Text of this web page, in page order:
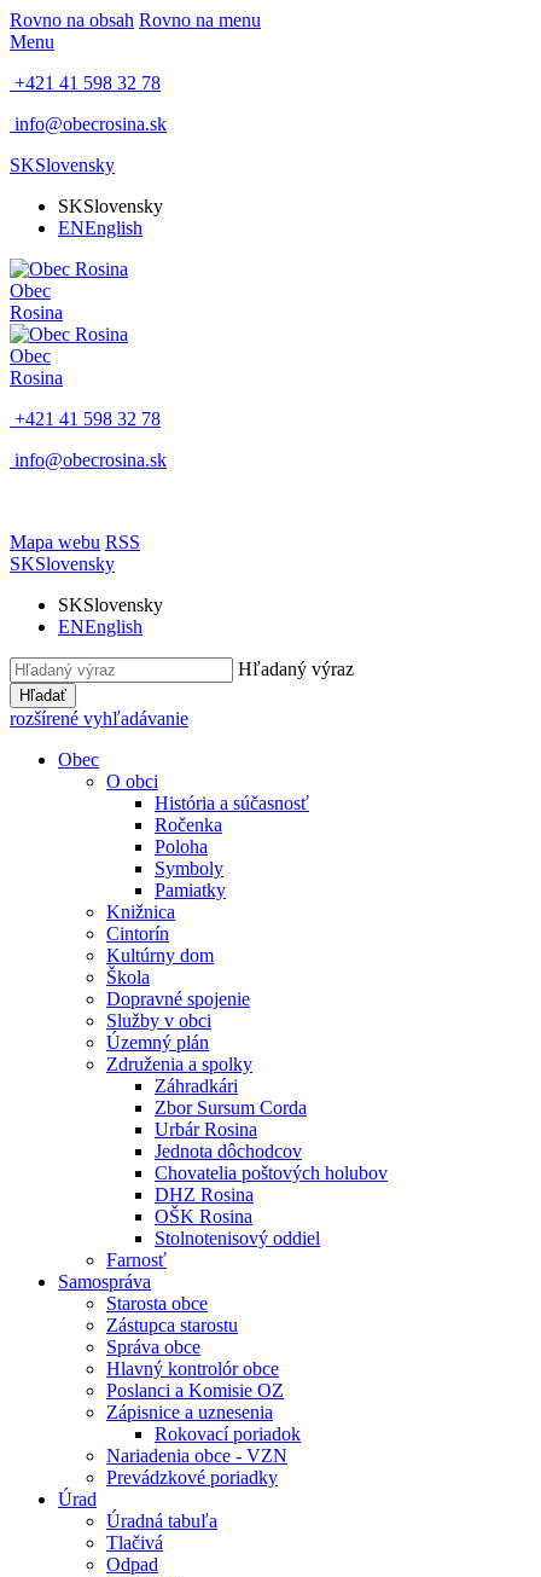
Rovno na obsah Rovno na menu
Menu
+421 41 598 32 78
info@obecrosina.sk
SKSlovensky
SKSlovensky
ENEnglish
Obec
Rosina
Obec
Rosina
+421 41 598 32 78
info@obecrosina.sk
Mapa webu RSS
SKSlovensky
SKSlovensky
ENEnglish
Hľadaný výraz
Hľadať
rozšírené vyhľadávanie
Obec
O obci
História a súčasnosť
Ročenka
Poloha
Symboly
Pamiatky
Knižnica
Cintorín
Kultúrny dom
Škola
Dopravné spojenie
Služby v obci
Územný plán
Združenia a spolky
Záhradkári
Zbor Sursum Corda
Urbár Rosina
Jednota dôchodcov
Chovatelia poštových holubov
DHZ Rosina
OŠK Rosina
Stolnotenisový oddiel
Farnosť
Samospráva
Starosta obce
Zástupca starostu
Správa obce
Hlavný kontrolór obce
Poslanci a Komisie OZ
Zápisnice a uznesenia
Rokovací poriadok
Nariadenia obce - VZN
Prevádzkové poriadky
Úrad
Úradná tabuľa
Tlačivá
Odpad